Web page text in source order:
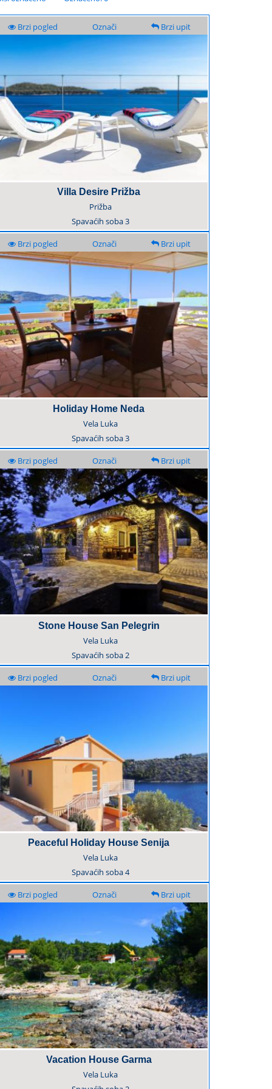
Brzi pogled Označi Brzi upit
Villa Desire Prižba
Prižba
Spavaćih soba3
Brzi pogled Označi Brzi upit
Holiday Home Neda
Vela Luka
Spavaćih soba3
Brzi pogled Označi Brzi upit
Stone House San Pelegrin
Vela Luka
Spavaćih soba2
Brzi pogled Označi Brzi upit
Peaceful Holiday House Senija
Vela Luka
Spavaćih soba4
Brzi pogled Označi Brzi upit
Vacation House Garma
Vela Luka